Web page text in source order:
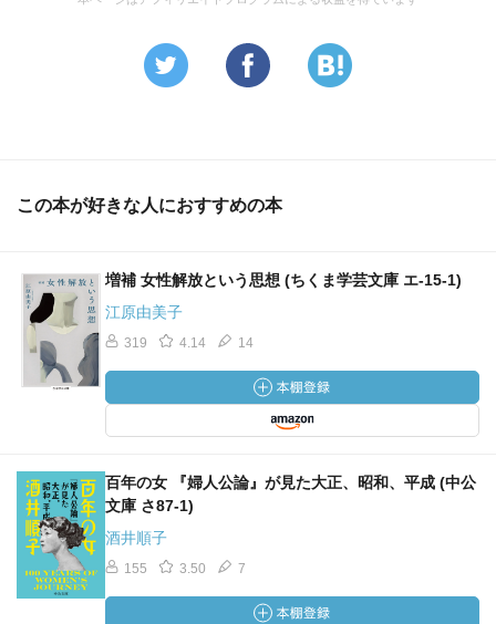
この本が好きな人におすすめの本
増補 女性解放という思想 (ちくま学芸文庫 エ-15-1)
江原由美子
319 4.14 14
百年の女 『婦人公論』が見た大正、昭和、平成 (中公
文庫 さ87-1)
酒井順子
155 3.50 7